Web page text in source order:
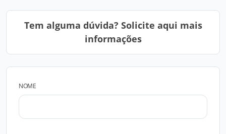
Tem alguma dúvida? Solicite aqui mais
informações
NOME